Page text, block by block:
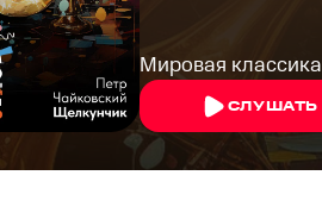
Мировая классика
СЛУШАТЬ